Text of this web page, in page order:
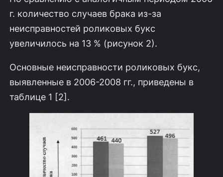
г. количество случаев брака из-за
неисправностей роликовых букс
увеличилось на 13 % (рисунок 2).
Основные неисправности роликовых букс,
выявленные в 2006-2008 гг., приведены в
таблице 1 [2].